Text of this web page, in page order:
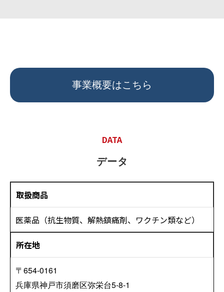
事業概要はこちら
DATA
データ
取扱商品
医薬品（抗生物質、解熱鎮痛剤、ワクチン類など）
所在地
〒654-0161
兵庫県神戸市須磨区弥栄台5-8-1